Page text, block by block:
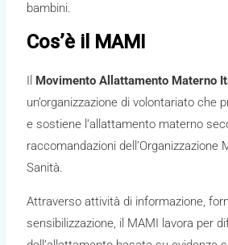
bambini.
Cos’è il MAMI
Il Movimento Allattamento Materno
un’organizzazione di volontariato che
e sostiene l’allattamento materno
raccomandazioni dell’Organizzazione
Sanità.
Attraverso attività di informazione,
sensibilizzazione, il MAMI lavora per